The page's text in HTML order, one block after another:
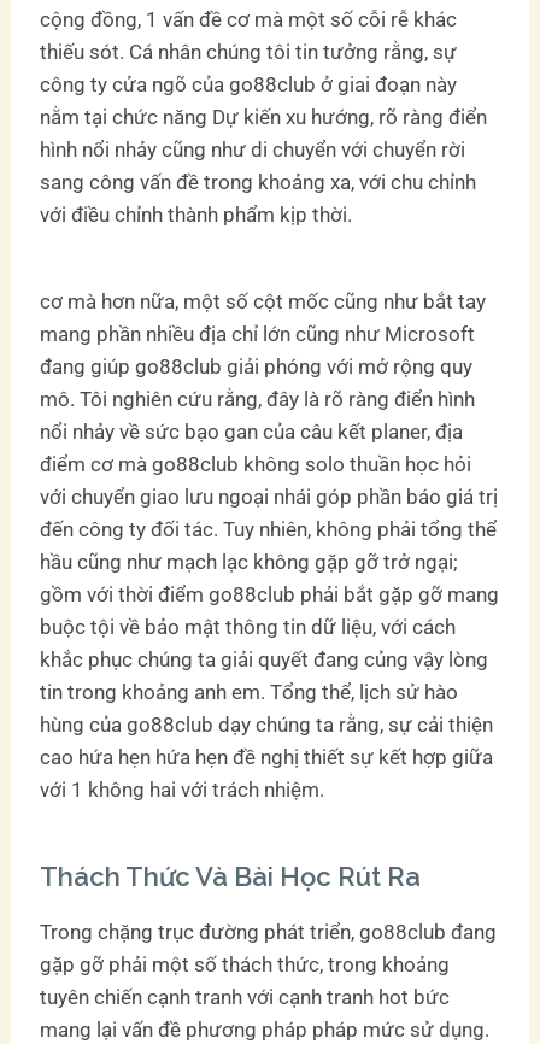
cộng đồng, 1 vấn đề cơ mà một số cỗi rễ khác
thiếu sót. Cá nhân chúng tôi tin tưởng rằng, sự
công ty cửa ngõ của go88club ở giai đoạn này
nằm tại chức năng Dự kiến xu hướng, rõ ràng điển
hình nổi nhảy cũng như di chuyển với chuyển rời
sang công vấn đề trong khoảng xa, với chu chỉnh
với điều chỉnh thành phẩm kịp thời.
cơ mà hơn nữa, một số cột mốc cũng như bắt tay
mang phần nhiều địa chỉ lớn cũng như Microsoft
đang giúp go88club giải phóng với mở rộng quy
mô. Tôi nghiên cứu rằng, đây là rõ ràng điển hình
nổi nhảy về sức bạo gan của câu kết planer, địa
điểm cơ mà go88club không solo thuần học hỏi
với chuyển giao lưu ngoại nhái góp phần báo giá trị
đến công ty đối tác. Tuy nhiên, không phải tổng thể
hầu cũng như mạch lạc không gặp gỡ trở ngại;
gồm với thời điểm go88club phải bắt gặp gỡ mang
buộc tội về bảo mật thông tin dữ liệu, với cách
khắc phục chúng ta giải quyết đang củng vậy lòng
tin trong khoảng anh em. Tổng thể, lịch sử hào
hùng của go88club dạy chúng ta rằng, sự cải thiện
cao hứa hẹn hứa hẹn đề nghị thiết sự kết hợp giữa
với 1 không hai với trách nhiệm.
Thách Thức Và Bài Học Rút Ra
Trong chặng trục đường phát triển, go88club đang
gặp gỡ phải một số thách thức, trong khoảng
tuyên chiến cạnh tranh với cạnh tranh hot bức
mang lại vấn đề phương pháp pháp mức sử dụng.